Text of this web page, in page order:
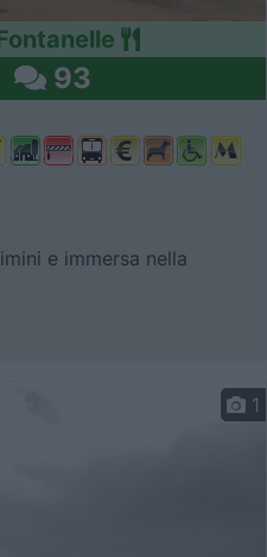
93
e immersa nella
1